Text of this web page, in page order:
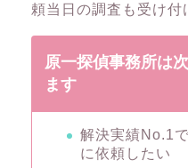
頼当日の調査も受け付
原一探偵事務所は
ます
解決実績No.1
に依頼したい